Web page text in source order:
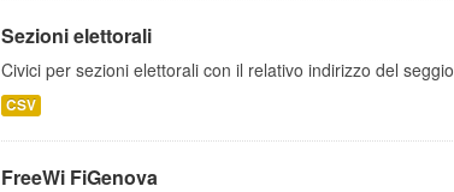
Sezioni elettorali
Civici per sezioni elettorali con il relativo indirizzo del seggio
CSV
FreeWi FiGenova